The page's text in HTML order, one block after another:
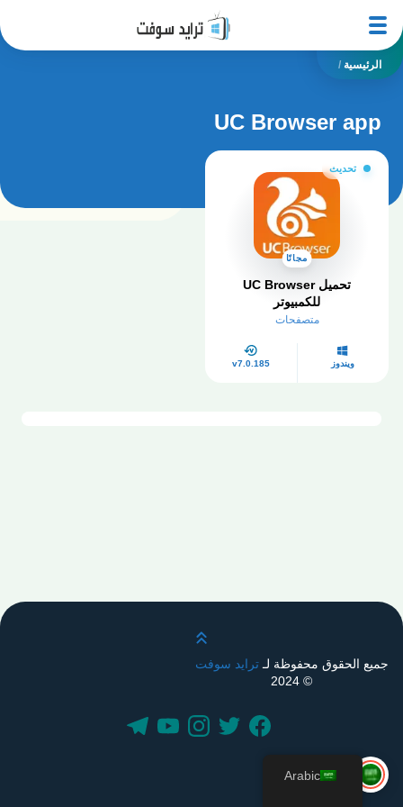
الرئيسية /
UC Browser app
تحديث
مجانًا
تحميل UC Browser
للكمبيوتر
متصفحات
ويندوز v7.0.185
قم بالتمرير لأعلى
جميع الحقوق محفوظة لـترايد سوفت
© 2024
Arabic